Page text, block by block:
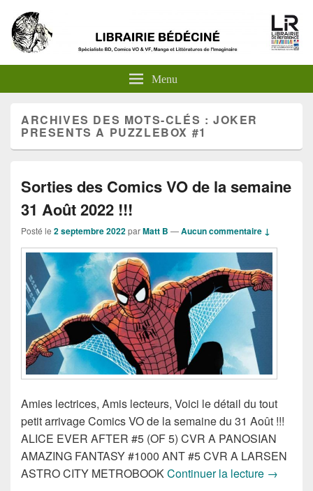
Menu
ARCHIVES DES MOTS-CLÉS :JOKER
PRESENTS A PUZZLEBOX #1
Sorties des Comics VO de la semaine
31 Août 2022 !!!
Posté le 2 septembre 2022parMatt B —Aucun commentaire ↓
Amies lectrices, Amis lecteurs, Voici le détail du tout
petit arrivage Comics VO de la semaine du 31 Août !!!
ALICE EVER AFTER #5 (OF 5) CVR A PANOSIAN
AMAZING FANTASY #1000 ANT #5 CVR A LARSEN
ASTRO CITY METROBOOKContinuer la lecture Sorties
→